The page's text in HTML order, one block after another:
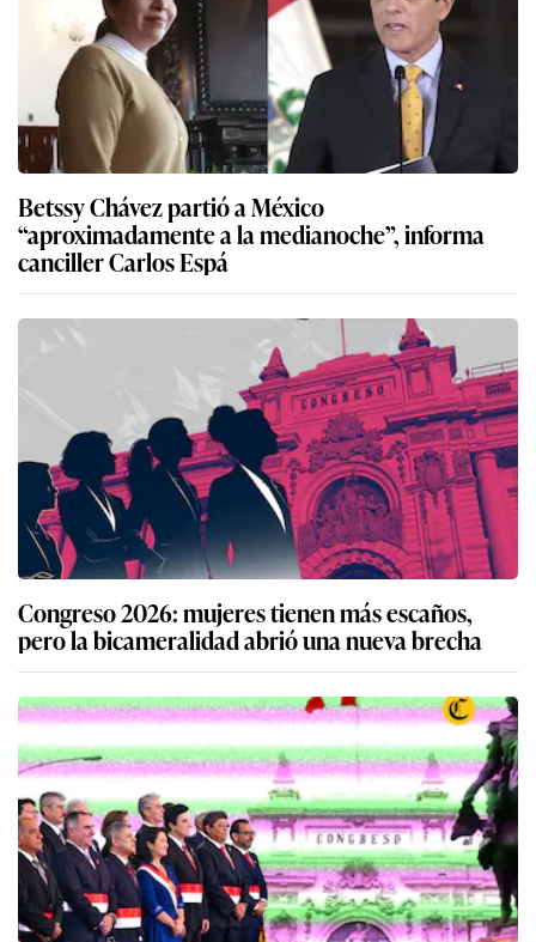
Betssy Chávez partió a México
“aproximadamente a la medianoche”, informa
canciller Carlos Espá
Congreso 2026: mujeres tienen más escaños,
pero la bicameralidad abrió una nueva brecha